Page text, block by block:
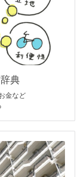
典
金など